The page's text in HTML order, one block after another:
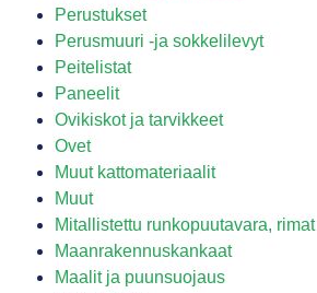
Perustukset
Perusmuuri -ja sokkelilevyt
Peitelistat
Paneelit
Ovikiskot ja tarvikkeet
Ovet
Muut kattomateriaalit
Muut
Mitallistettu runkopuutavara, rimat
Maanrakennuskankaat
Maalit ja puunsuojaus